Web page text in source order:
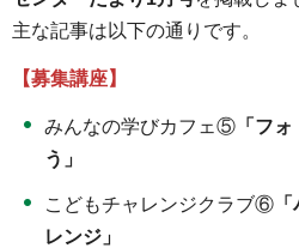
主な記事は以下の通りです。
【募集講座】
みんなの学びカフェ⑤ 「フ
う」
こどもチャレンジクラブ⑥
レンジ」